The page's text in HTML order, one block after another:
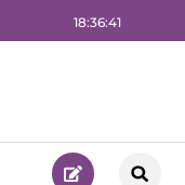
18:36:43